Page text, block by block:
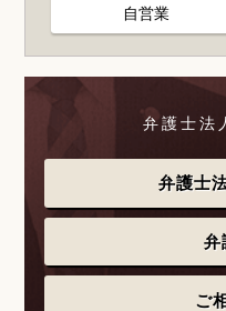
自営業
弁護士法
弁護士
弁
ご